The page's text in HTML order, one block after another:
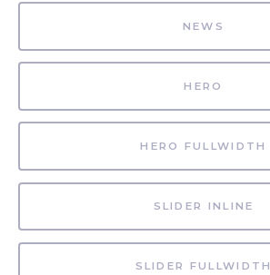
NEWS
HERO
HERO FULLWIDTH
SLIDER INLINE
SLIDER FULLWIDTH